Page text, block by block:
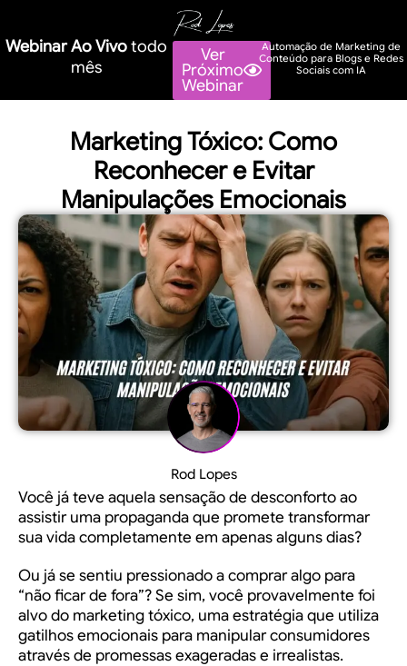
Webinar Ao Vivotodo
mês
Ver
Próximo
Webinar
Automação de Marketing de
Conteúdo para Blogs e Redes
Sociais com IA
Marketing Tóxico: Como
Reconhecer e Evitar
Manipulações Emocionais
Rod Lopes
Você já teve aquela sensação de desconforto ao
assistir uma propaganda que promete transformar
sua vida completamente em apenas alguns dias?
Ou já se sentiu pressionado a comprar algo para
“não ficar de fora”? Se sim, você provavelmente foi
alvo do marketing tóxico, uma estratégia que utiliza
gatilhos emocionais para manipular consumidores
através de promessas exageradas e irrealistas.